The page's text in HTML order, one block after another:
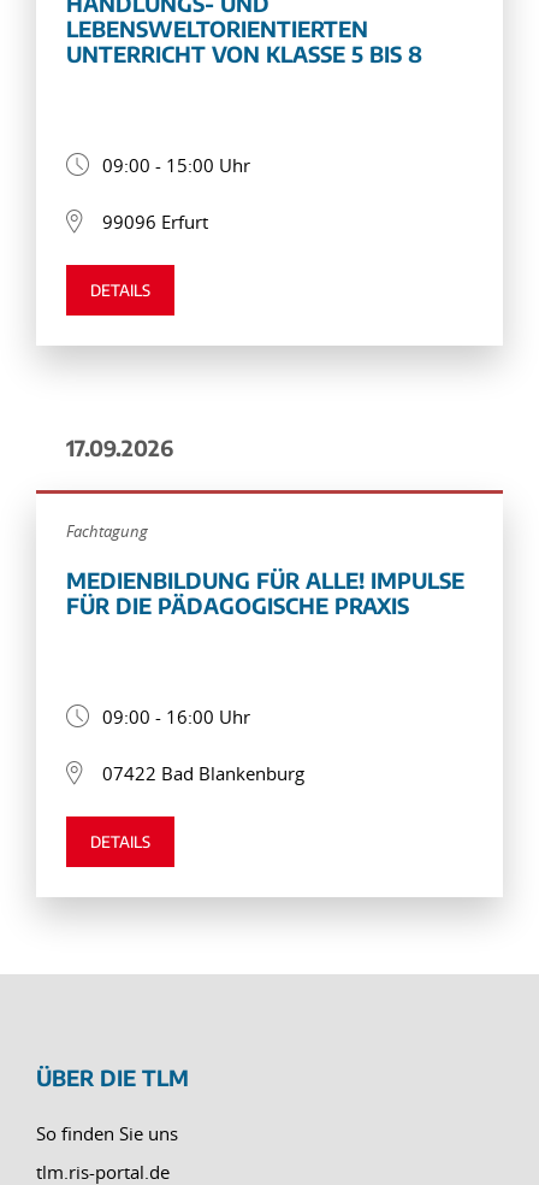
LEBENSWELTORIENTIERTEN
UNTERRICHT VON KLASSE 5 BIS 8
09:00 - 15:00 Uhr
99096 Erfurt
DETAILS
17.09.2026
Fachtagung
MEDIENBILDUNG FÜR ALLE! IMPULSE
FÜR DIE PÄDAGOGISCHE PRAXIS
09:00 - 16:00 Uhr
07422 Bad Blankenburg
DETAILS
ÜBER DIE TLM
So finden Sie uns
tlm.ris-portal.de